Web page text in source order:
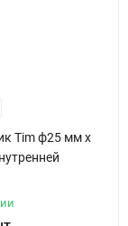
Tim ф25 мм х